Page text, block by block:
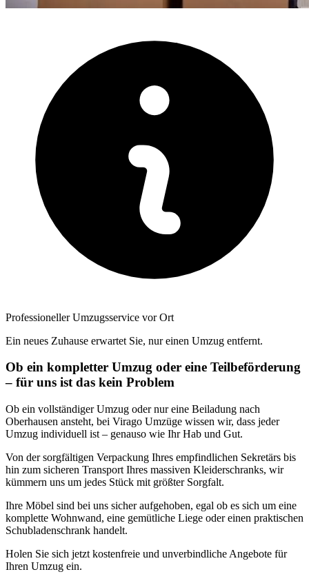
Professioneller Umzugsservice vor Ort
Ein neues Zuhause erwartet Sie, nur einen Umzug entfernt.
Ob ein kompletter Umzug oder eine Teilbeförderung
– für uns ist das kein Problem
Ob ein vollständiger Umzug oder nur eine Beiladung nach
Oberhausen ansteht, bei Virago Umzüge wissen wir, dass jeder
Umzug individuell ist – genauso wie Ihr Hab und Gut.
Von der sorgfältigen Verpackung Ihres empfindlichen Sekretärs bis
hin zum sicheren Transport Ihres massiven Kleiderschranks, wir
kümmern uns um jedes Stück mit größter Sorgfalt.
Ihre Möbel sind bei uns sicher aufgehoben, egal ob es sich um eine
komplette Wohnwand, eine gemütliche Liege oder einen praktischen
Schubladenschrank handelt.
Holen Sie sich jetzt kostenfreie und unverbindliche Angebote für
Ihren Umzug ein.